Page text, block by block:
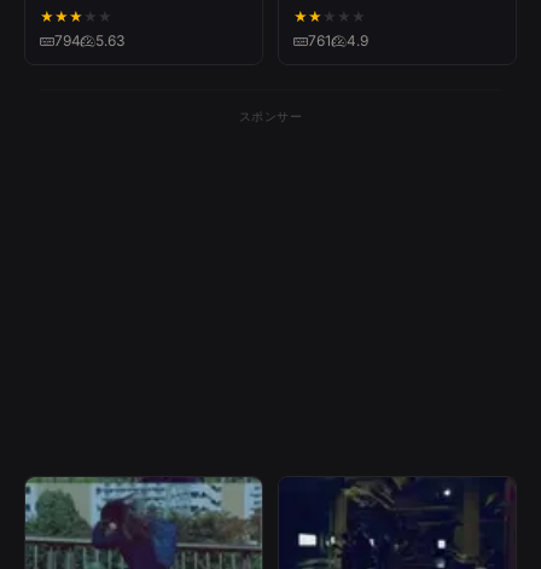
群青』
★★★ ★ ★
794 5.63
片』
★★ ★ ★ ★
761 4.9
スポンサー